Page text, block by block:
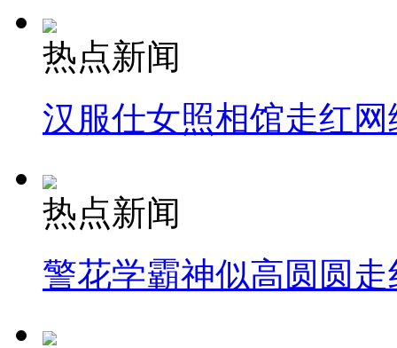
热点新闻
汉服仕女照相馆走红网
热点新闻
警花学霸神似高圆圆走